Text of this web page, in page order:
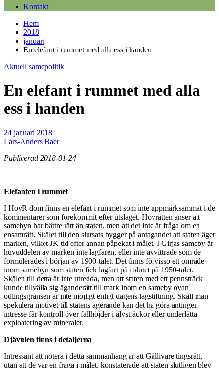
Kontakt
Hem
2018
januari
En elefant i rummet med alla ess i handen
Aktuell samepolitik
En elefant i rummet med alla
ess i handen
24 januari 2018
Lars-Anders Baer
Publicerad 2018-01-24
Elefanten i rummet
I HovR dom finns en elefant i rummet som inte uppmärksammat i de
kommentarer som förekommit efter utslaget. Hovrätten anser att
samebyn har bättre rätt än staten, men att det inte är fråga om en
ensamrätt. Skälet till den slutsats bygger på antagandet att staten äger
marken, vilket JK tid efter annan påpekat i målet. I Girjas sameby är
huvuddelen av marken inte lagfaren, eller inte avvittrade som de
formulerades i början av 1900-talet. Det finns förvisso ett område
inom samebyn som staten fick lagfart på i slutet på 1950-talet.
Skälen till detta är inte utredda, men att staten med ett pennsträck
kunde tillvälla sig äganderätt till mark inom en sameby ovan
odlingsgränsen är inte möjligt enligt dagens lagstiftning. Skall man
spekulera motivet till statens agerande kan det ha göra antingen
intresse får kontroll över fallhöjder i älvsträckor eller underlätta
exploatering av mineraler.
Djävulen finns i detaljerna
Intressant att notera i detta sammanhang är att Gällivare tingsrätt,
utan att de var en fråga i målet, konstaterade att staten slutligen blev